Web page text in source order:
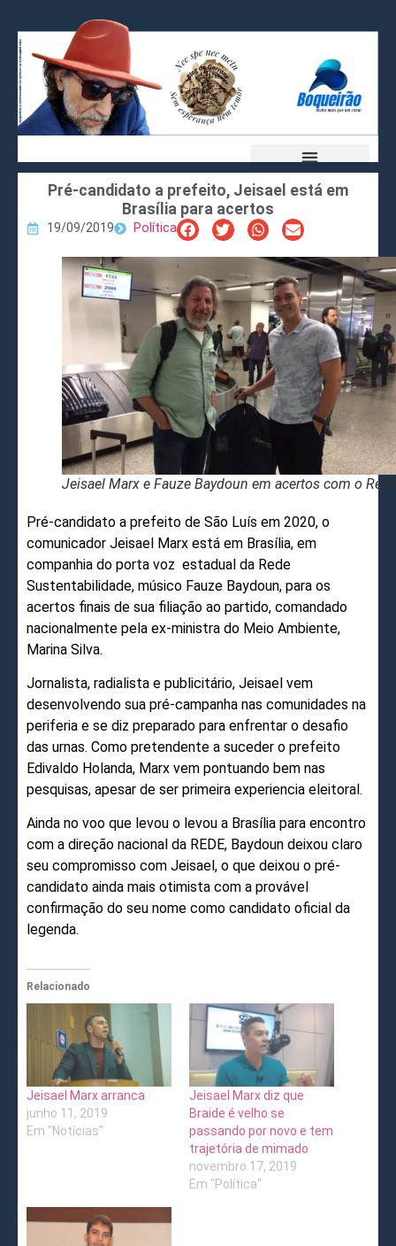
Pré-candidato a prefeito, Jeisael está em
Brasília para acertos
19/09/2019 Política
Jeisael Marx e Fauze Baydoun em acertos com o Rede
Pré-candidato a prefeito de São Luís em 2020, o
comunicador Jeisael Marx está em Brasília, em
companhia do porta voz estadual da Rede
Sustentabilidade, músico Fauze Baydoun, para os
acertos finais de sua filiação ao partido, comandado
nacionalmente pela ex-ministra do Meio Ambiente,
Marina Silva.
Jornalista, radialista e publicitário, Jeisael vem
desenvolvendo sua pré-campanha nas comunidades na
periferia e se diz preparado para enfrentar o desafio
das urnas. Como pretendente a suceder o prefeito
Edivaldo Holanda, Marx vem pontuando bem nas
pesquisas, apesar de ser primeira experiencia eleitoral.
Ainda no voo que levou o levou a Brasília para encontro
com a direção nacional da REDE, Baydoun deixou claro
seu compromisso com Jeisael, o que deixou o pré-
candidato ainda mais otimista com a provável
confirmação do seu nome como candidato oficial da
legenda.
Relacionado
Jeisael Marx arranca
junho 11, 2019
Em "Notícias"
Jeisael Marx diz que
Braide é velho se
passando por novo e tem
trajetória de mimado
novembro 17, 2019
Em "Política"